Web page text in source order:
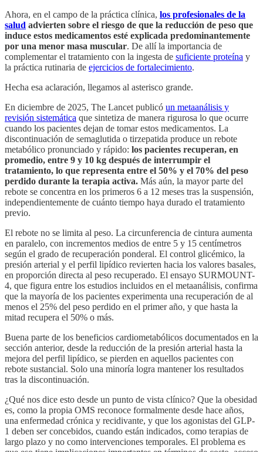
Ahora, en el campo de la práctica clínica, los profesionales de la
salud advierten sobre el riesgo de que la reducción de peso que
induce estos medicamentos esté explicada predominantemente
por una menor masa muscular. De allí la importancia de
complementar el tratamiento con la ingesta de suficiente proteína y
la práctica rutinaria de ejercicios de fortalecimiento.
Hecha esa aclaración, llegamos al asterisco grande.
En diciembre de 2025, The Lancet publicó un metaanálisis y
revisión sistemática que sintetiza de manera rigurosa lo que ocurre
cuando los pacientes dejan de tomar estos medicamentos. La
discontinuación de semaglutida o tirzepatida produce un rebote
metabólico pronunciado y rápido: los pacientes recuperan, en
promedio, entre 9 y 10 kg después de interrumpir el
tratamiento, lo que representa entre el 50% y el 70% del peso
perdido durante la terapia activa. Más aún, la mayor parte del
rebote se concentra en los primeros 6 a 12 meses tras la suspensión,
independientemente de cuánto tiempo haya durado el tratamiento
previo.
El rebote no se limita al peso. La circunferencia de cintura aumenta
en paralelo, con incrementos medios de entre 5 y 15 centímetros
según el grado de recuperación ponderal. El control glicémico, la
presión arterial y el perfil lipídico revierten hacia los valores basales,
en proporción directa al peso recuperado. El ensayo SURMOUNT-
4, que figura entre los estudios incluidos en el metaanálisis, confirma
que la mayoría de los pacientes experimenta una recuperación de al
menos el 25% del peso perdido en el primer año, y que hasta la
mitad recupera el 50% o más.
Buena parte de los beneficios cardiometabólicos documentados en la
sección anterior, desde la reducción de la presión arterial hasta la
mejora del perfil lipídico, se pierden en aquellos pacientes con
rebote sustancial. Solo una minoría logra mantener los resultados
tras la discontinuación.
¿Qué nos dice esto desde un punto de vista clínico? Que la obesidad
es, como la propia OMS reconoce formalmente desde hace años,
una enfermedad crónica y recidivante, y que los agonistas del GLP-
1 deben ser concebidos, cuando están indicados, como terapias de
largo plazo y no como intervenciones temporales. El problema es